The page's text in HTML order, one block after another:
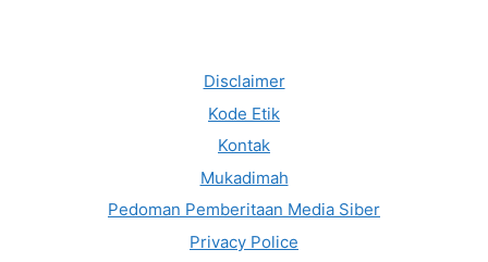
Disclaimer
Kode Etik
Kontak
Mukadimah
Pedoman Pemberitaan Media Siber
Privacy Police